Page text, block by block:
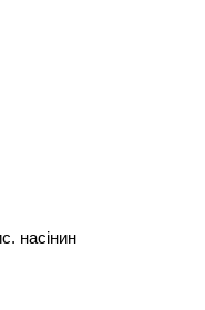
насінин